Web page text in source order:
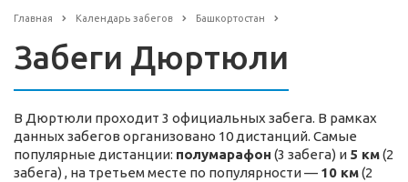
Главная Календарь забегов Башкортостан
Забеги Дюртюли
В Дюртюли проходит 3 официальных забега. В рамках
данных забегов организовано 10 дистанций. Самые
популярные дистанции: полумарафон (3 забега) и 5 км(2
забега) , на третьем месте по популярности — 10 км(2